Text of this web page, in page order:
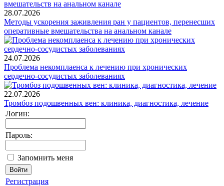
28.07.2026
Методы ускорения заживления ран у пациентов, перенесших
оперативные вмешательства на анальном канале
24.07.2026
Проблема некомплаенса к лечению при хронических
сердечно-сосудистых заболеваниях
22.07.2026
Тромбоз подошвенных вен: клиника, диагностика, лечение
Логин:
Пароль:
Запомнить меня
Регистрация